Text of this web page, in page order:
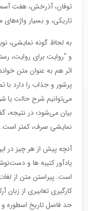
توفان، آذرخش، هفت
تاریکی، و بسیار واژه‌های
به لحاظ گونه نمایشی،
و “روایت برای روایت،
اثر هم به عنوان متن
پرشور و جذاب را دارد
می‌توانیم شرح حالت یا
بیان می‌شود؛ در
نمایشیِ صرف، کمتر است.
آنچه پیش از هر چیز در
یادآور کتیبه ها و
کارگیری تعابیری از زبان
حد فاصل تاریخ اسطوره و